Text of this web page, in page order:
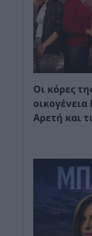
Οι κόρες
οικογένεια
Αρετή και